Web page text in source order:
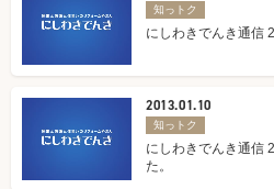
知っトク
にしわきでんき通信
2013.01.10
知っトク
にしわきでんき通信
た。